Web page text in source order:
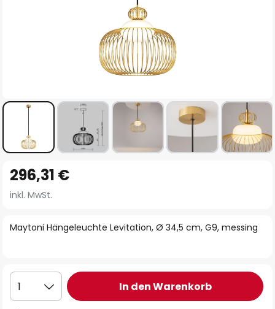
Anfang
der
springen
Maytoni Hängeleuchte Levitation, Ø 34,5 cm, G9, messing
296,31 €
inkl. MwSt.
1 In den Warenkorb